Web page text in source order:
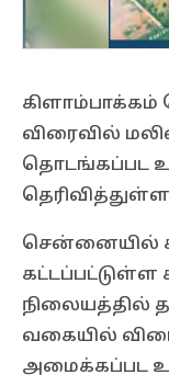
கிளாம்பாக்கம்
விரைவில்
தொடங்கப்பட
சென்னையில்
கட்டப்பட்டுள்ள
நிலையத்தில்
வகையில்
அமைக்கப்பட